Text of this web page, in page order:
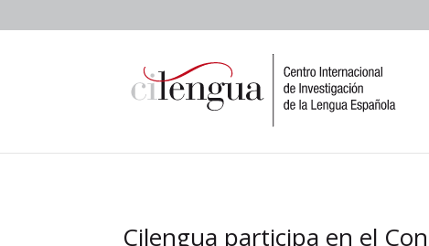
Cilengua participa en el